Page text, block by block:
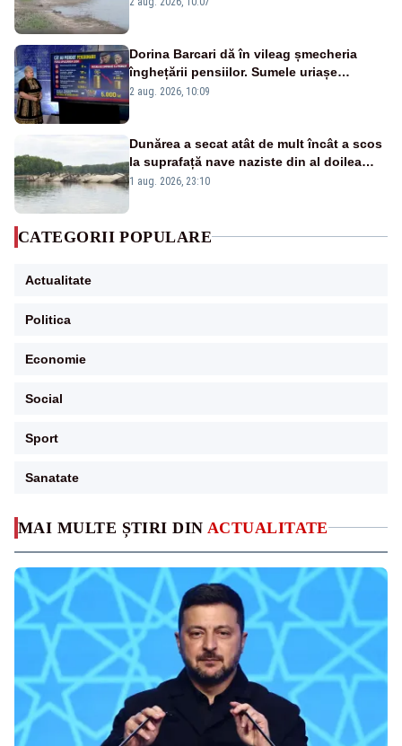
MAI MULTE ȘTIRI DIN ACTUALITATE
Dorina Barcari dă în vileag șmecheria
înghețării pensiilor. Sumele uriașe
pierdute de fiecare român
2 aug. 2026, 10:09
Dunărea a secat atât de mult încât a scos
la suprafață nave naziste din al doilea
război mondial
1 aug. 2026, 23:10
CATEGORII POPULARE
Actualitate
Politica
Economie
Social
Sport
Sanatate